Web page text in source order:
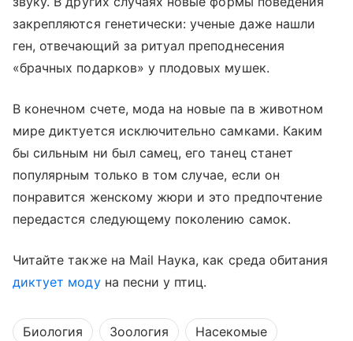
закрепляются генетически: ученые даже нашли
ген, отвечающий за ритуал преподнесения
«брачных подарков» у плодовых мушек.
В конечном счете, мода на новые па в животном
мире диктуется исключительно самками. Каким
бы сильным ни был самец, его танец станет
популярным только в том случае, если он
понравится женскому жюри и это предпочтение
передастся следующему поколению самок.
Читайте также на Mail Наука, как среда обитания
диктует модуна песни у птиц.
Биология Зоология Насекомые